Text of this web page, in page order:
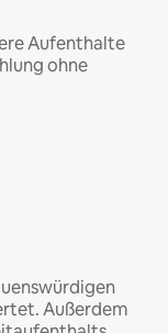
Aufenthalte
ohne
Außerdem